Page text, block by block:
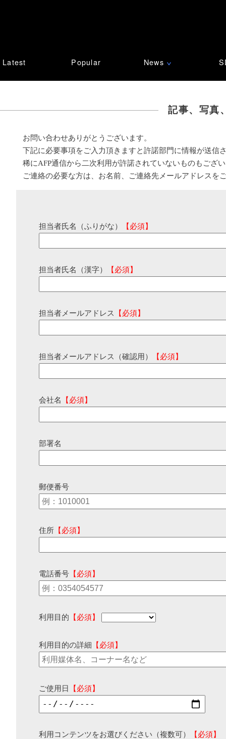
Latest Popular News ∨
記事、写真
お問い合わせありがとうございます。
下記に必要事項をご入力頂きますと許諾部門に情報が送信
稀にAFP通信から二次利用が許諾されていないものもござ
ご連絡の必要な方は、お名前、ご連絡先メールアドレスを
担当者氏名（ふりがな） 【必須】
担当者氏名（漢字） 【必須】
担当者メールアドレス 【必須】
担当者メールアドレス（確認用） 【必須】
会社名 【必須】
部署名
郵便番号
住所 【必須】
電話番号 【必須】
利用目的 【必須】
利用目的の詳細 【必須】
ご使用日 【必須】
利用コンテンツをお選びください（複数可）
【必須】